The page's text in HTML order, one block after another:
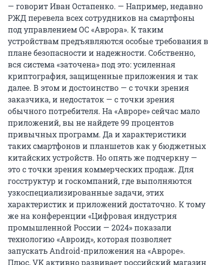
— говорит Иван Остапенко. — Например, недавно
РЖД перевела всех сотрудников на смартфоны
под управлением ОС «Аврора». К таким
устройствам предъявляются особые требования в
плане безопасности и надежности. Собственно,
вся система «заточена» под это: усиленная
криптография, защищенные приложения и так
далее. В этом и достоинство — с точки зрения
заказчика, и недостаток — с точки зрения
обычного потребителя. На «Авроре» сейчас мало
приложений, вы не найдете 99 процентов
привычных программ. Да и характеристики
таких смартфонов и планшетов как у бюджетных
китайских устройств. Но опять же подчеркну —
это с точки зрения коммерческих продаж. Для
госструктур и госкомпаний, где выполняются
узкоспециализированные задачи, этих
характеристик и приложений достаточно. К тому
же на конференции «Цифровая индустрия
промышленной России — 2024» показали
технологию «Авроид», которая позволяет
запускать Android-приложения на «Авроре».
Плюс, VK активно развивает российский магазин